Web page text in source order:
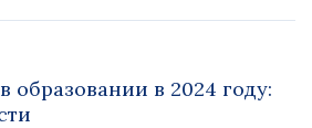
образовании в 2024 году: